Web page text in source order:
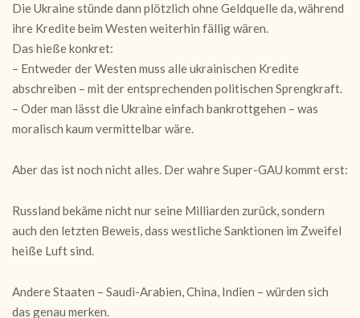
Die Ukraine stünde dann plötzlich ohne Geldquelle da, während
ihre Kredite beim Westen weiterhin fällig wären.
Das hieße konkret:
– Entweder der Westen muss alle ukrainischen Kredite
abschreiben – mit der entsprechenden politischen Sprengkraft.
– Oder man lässt die Ukraine einfach bankrottgehen – was
moralisch kaum vermittelbar wäre.
Aber das ist noch nicht alles. Der wahre Super-GAU kommt erst:
Russland bekäme nicht nur seine Milliarden zurück, sondern
auch den letzten Beweis, dass westliche Sanktionen im Zweifel
heiße Luft sind.
Andere Staaten – Saudi-Arabien, China, Indien – würden sich
das genau merken.